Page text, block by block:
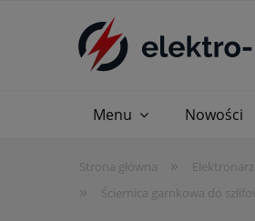
Menu Nowości
Strona główna »
» Ściernica garnkowa do